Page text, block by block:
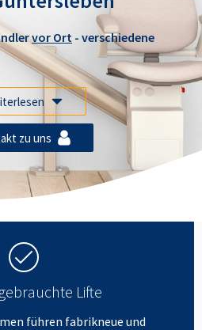
vor Ort - verschiedene
zu uns
Lifte
führen fabrikneue und